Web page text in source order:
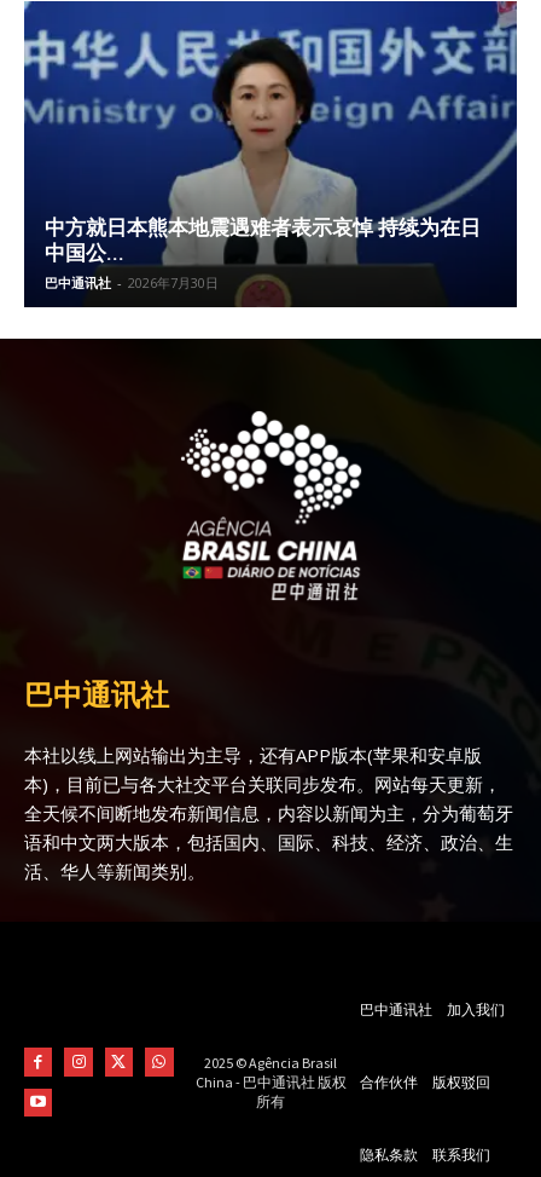
中方就日本熊本地震遇难者表示哀悼 持续为在日
中国公...
巴中通讯社 - 2026年7月30日
巴中通讯社
本社以线上网站输出为主导，还有APP版本(苹果和安卓版
本)，目前已与各大社交平台关联同步发布。网站每天更新，
全天候不间断地发布新闻信息，内容以新闻为主，分为葡萄牙
语和中文两大版本，包括国内、国际、科技、经济、政治、生
活、华人等新闻类别。
2025 © Agência Brasil
China - 巴中通讯社 版权
所有
巴中通讯社 加入我们
合作伙伴 版权驳回
隐私条款 联系我们